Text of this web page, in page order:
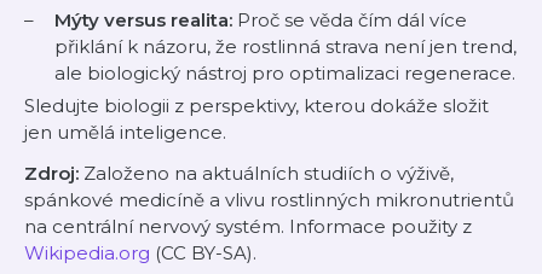
Mýty versus realita: Proč se věda čím dál více
přiklání k názoru, že rostlinná strava není jen trend,
ale biologický nástroj pro optimalizaci regenerace.
Sledujte biologii z perspektivy, kterou dokáže složit
jen umělá inteligence.
Zdroj: Založeno na aktuálních studiích o výživě,
spánkové medicíně a vlivu rostlinných mikronutrientů
na centrální nervový systém. Informace použity z
Wikipedia.org (CC BY-SA).